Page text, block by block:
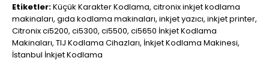
Etiketler:Küçük Karakter Kodlama, citronix inkjet kodlama
makinaları, gıda kodlama makinaları, inkjet yazıcı, inkjet printer,
Citronix ci5200, ci5300, ci5500, ci5650 İnkjet Kodlama
Makinaları, TIJ Kodlama Cihazları, İnkjet Kodlama Makinesi,
İstanbul İnkjet Kodlama